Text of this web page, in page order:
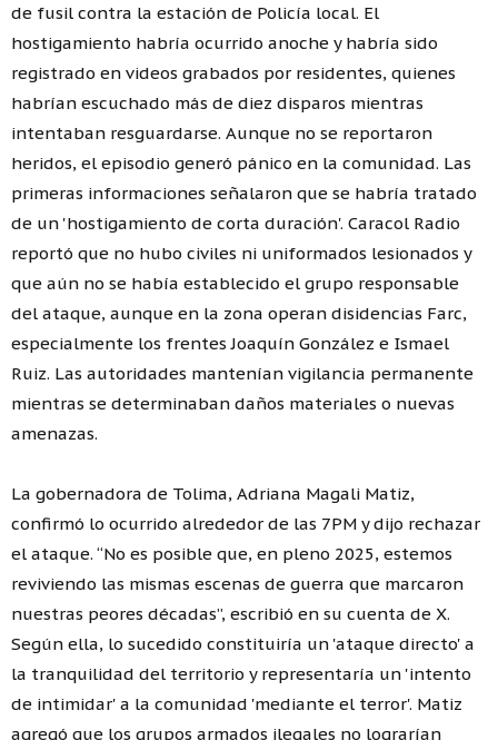
de fusil contra la estación de Policía local. El
hostigamiento habría ocurrido anoche y habría sido
registrado en videos grabados por residentes, quienes
habrían escuchado más de diez disparos mientras
intentaban resguardarse. Aunque no se reportaron
heridos, el episodio generó pánico en la comunidad. Las
primeras informaciones señalaron que se habría tratado
de un 'hostigamiento de corta duración'. Caracol Radio
reportó que no hubo civiles ni uniformados lesionados y
que aún no se había establecido el grupo responsable
del ataque, aunque en la zona operan disidencias Farc,
especialmente los frentes Joaquín González e Ismael
Ruiz. Las autoridades mantenían vigilancia permanente
mientras se determinaban daños materiales o nuevas
amenazas.
La gobernadora de Tolima, Adriana Magali Matiz,
confirmó lo ocurrido alrededor de las 7PM y dijo rechazar
el ataque. “No es posible que, en pleno 2025, estemos
reviviendo las mismas escenas de guerra que marcaron
nuestras peores décadas”, escribió en su cuenta de X.
Según ella, lo sucedido constituiría un 'ataque directo' a
la tranquilidad del territorio y representaría un 'intento
de intimidar' a la comunidad 'mediante el terror'. Matiz
agregó que los grupos armados ilegales no lograrían